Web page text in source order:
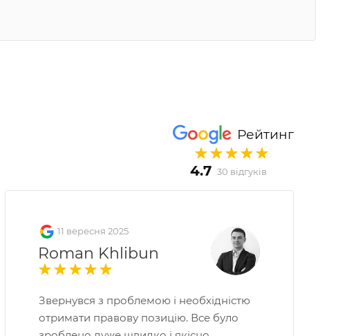
Рейтинг
4.7 30 відгуків
11 вересня 2025
Roman Khlibun
Звернувся з проблемою і необхідністю
отримати правову позицію. Все було